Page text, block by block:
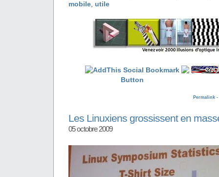
mobile, utile
Permalink -
Les Linuxiens grossissent en
05 octobre 2009